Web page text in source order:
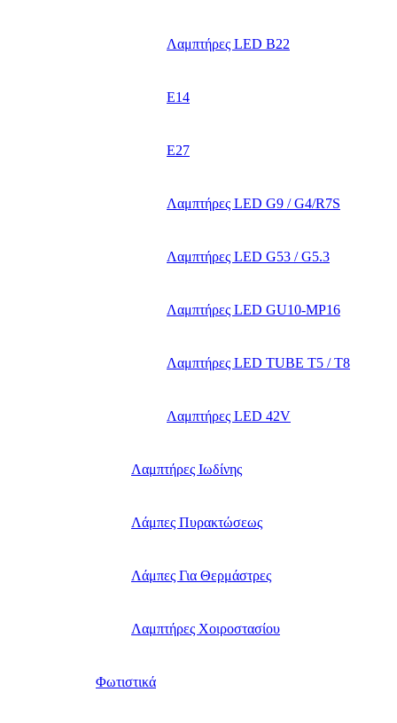
Λαμπτήρες LED B22
E14
E27
Λαμπτήρες LED G9 / G4/R7S
Λαμπτήρες LED G53 / G5.3
Λαμπτήρες LED GU10-ΜΡ16
Λαμπτήρες LED TUBE T5 / T8
Λαμπτήρες LED 42V
Λαμπτήρες Ιωδίνης
Λάμπες Πυρακτώσεως
Λάμπες Για Θερμάστρες
Λαμπτήρες Χοιροστασίου
Φωτιστικά